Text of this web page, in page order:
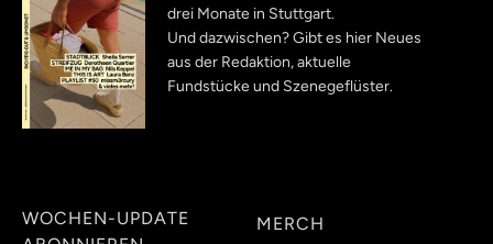
drei Monate in Stuttgart.
Und dazwischen? Gibt es hier Neues
aus der Redaktion, aktuelle
Fundstücke und Szenegeflüster.
WOCHEN-UPDATE
MERCH